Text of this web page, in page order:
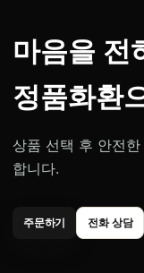
마음을 전
정품화환
상품 선택 후 안전
합니다.
주문하기 전화 상담